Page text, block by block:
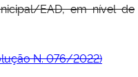
EAD, em nível de
N. 076/2022)